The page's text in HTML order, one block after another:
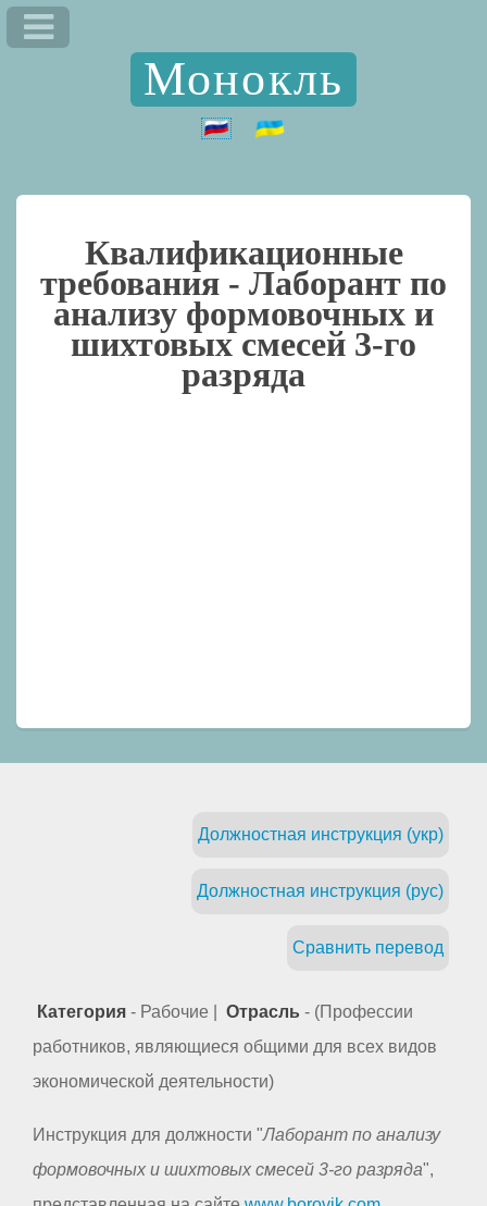
Монокль
Квалификационные
требования - Лаборант по
анализу формовочных и
шихтовых смесей 3-го
разряда
Должностная инструкция (укр)
Должностная инструкция (рус)
Сравнить перевод
Категория - Рабочие | Отрасль - (Профессии
работников, являющиеся общими для всех видов
экономической деятельности)
Инструкция для должности "Лаборант по анализу
формовочных и шихтовых смесей 3-го разряда",